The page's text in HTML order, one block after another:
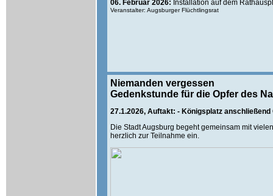
06. Februar 2026: Installation auf dem
Veranstalter: Augsburger Flüchtlingsrat
Niemanden vergessen
Gedenkstunde für die Opfer des
27.1.2026, Auftakt: - Königsplatz
Die Stadt Augsburg begeht gemeinsam mit
herzlich zur Teilnahme ein.